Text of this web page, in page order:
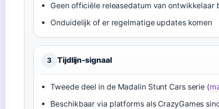
Geen officiële releasedatum van ontwikkelaar
Onduidelijk of er regelmatige updates komen
3 Tijdlijn-signaal
Tweede deel in de Madalin Stunt Cars serie (
Beschikbaar via platforms als CrazyGames